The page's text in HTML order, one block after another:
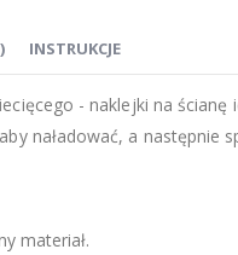
- naklejki na
naładować, a następnie
materiał.
) INSTRUKCJE